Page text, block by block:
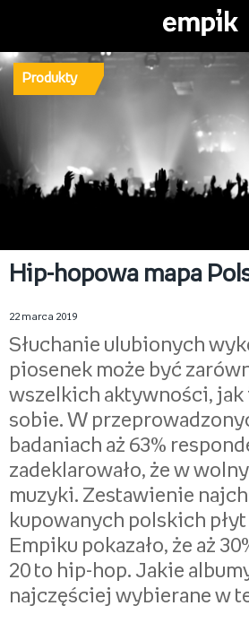
Produkty
Hip-hopowa mapa
22 marca 2019
Słuchanie ulubionych
piosenek może być
wszelkich aktywności, jak
sobie. W
badaniach aż 63%
zadeklarowało, że w
muzyki. Zestawienie
kupowanych polskich
Empiku pokazało, że aż
20 to hip-hop. Jakie
najczęściej wybierane w